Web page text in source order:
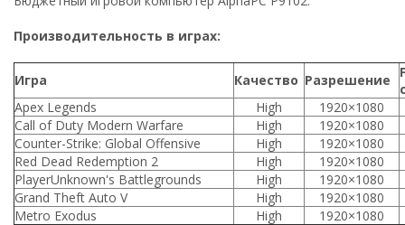
Производительность в играх:
Игра Качество Разрешение
Apex Legends
High
1920×1080
Call of Duty Modern Warfare
High
1920×1080
Counter-Strike: Global Offensive
High
1920×1080
Red Dead Redemption 2
High
1920×1080
PlayerUnknown's Battlegrounds
High
1920×1080
Grand Theft Auto V
High
1920×1080
Metro Exodus
High 1920×1080